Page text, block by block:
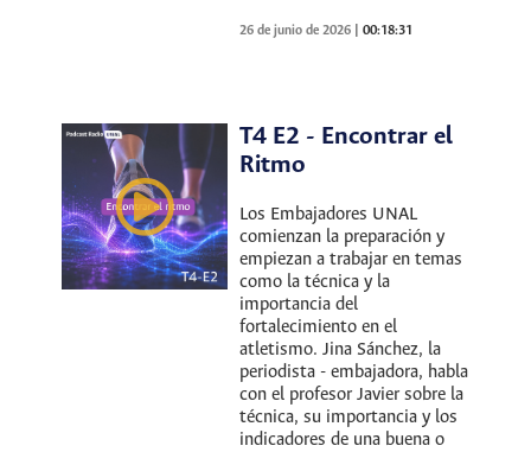
26 de junio de 2026 |00:18:31
T4 E2 - Encontrar el
Ritmo
Los Embajadores UNAL
comienzan la preparación y
empiezan a trabajar en temas
como la técnica y la
importancia del
fortalecimiento en el
atletismo. Jina Sánchez, la
periodista - embajadora, habla
con el profesor Javier sobre la
técnica, su importancia y los
indicadores de una buena o